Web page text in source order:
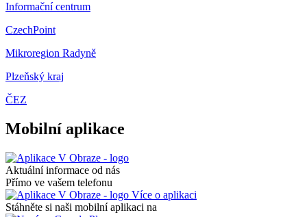
Informační centrum
CzechPoint
Mikroregion Radyně
Plzeňský kraj
ČEZ
Mobilní aplikace
Aktuální informace od nás
Přímo ve vašem telefonu
Více o aplikaci
Stáhněte si naši mobilní aplikaci na